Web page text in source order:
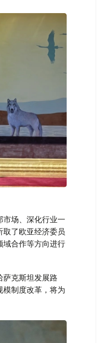
场、深化行业一
了欧亚经济委员
域合作等方向进行
萨克斯坦发展路
制度改革，将为